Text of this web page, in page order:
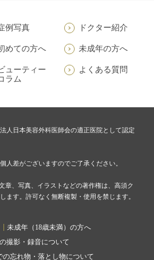
例写真 ドクター紹介
めての方へ 未成年の方へ
ューティー
ラム
よくある質問
人日本美容外科医師会の適正医院として認定
人差がございますのでご了承ください。
章、写真、イラストなどの著作権は、高須ク
ます。許可なく無断複製・使用を禁じます。
未成年（18歳未満）の方へ
撮影・録音について
の忘れ物・落とし物について